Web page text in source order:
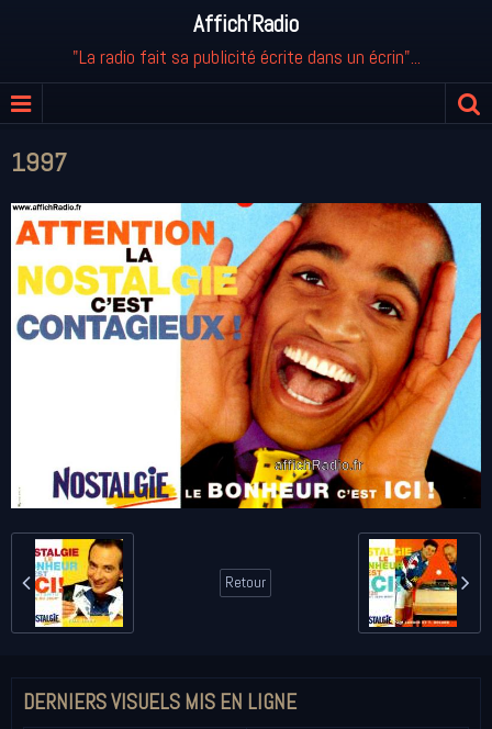
Affich'Radio
"La radio fait sa publicité écrite dans un écrin"...
1997
Retour
DERNIERS VISUELS MIS EN LIGNE